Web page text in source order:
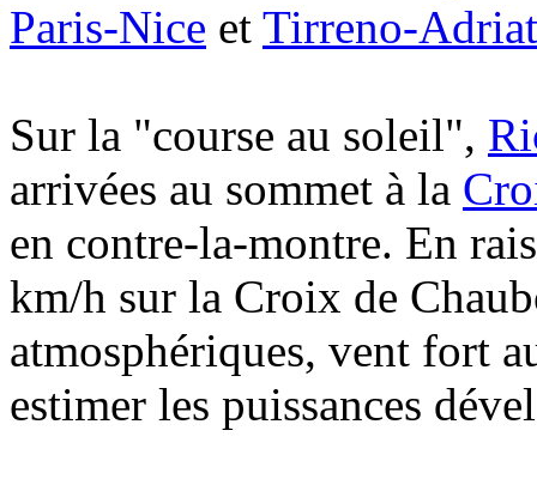
Paris-Nice et Tirreno-
Sur la "course au soleil",
arrivées au sommet à la
en contre-la-montre. En
km/h sur la Croix de
atmosphériques, vent fort
estimer les puissances